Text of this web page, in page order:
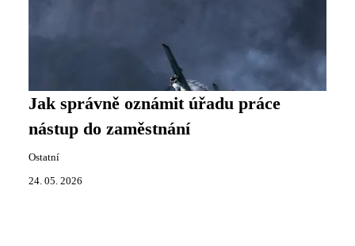
Jak správně oznámit úřadu práce
nástup do zaměstnání
Ostatní
24. 05. 2026